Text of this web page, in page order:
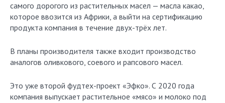
самого дорогого из растительных масел — масла какао,
которое ввозится из Африки, а выйти на сертификацию
продукта компания в течение двух-трёх лет.
В планы производителя также входит производство
аналогов оливкового, соевого и рапсового масел.
Это уже второй фудтех-проект «Эфко». С 2020 года
компания выпускает растительное «мясо» и молоко под